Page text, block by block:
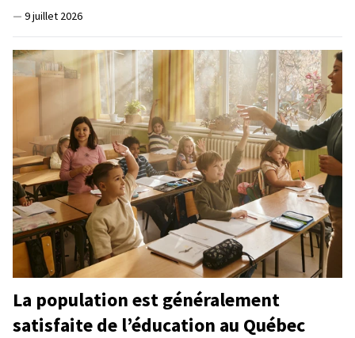
— 9 juillet 2026
La population est généralement
satisfaite de l’éducation au Québec